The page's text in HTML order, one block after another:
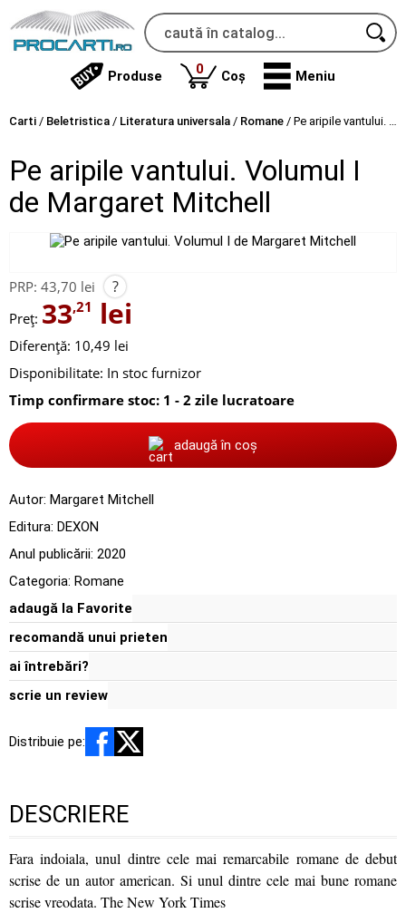
Produse 0produse
Coș Meniu
Carti / Beletristica / Literatura universala / Romane / Pe aripile vantului. Volumul I de Margaret Mitchell
Pe aripile vantului. Volumul I
de Margaret Mitchell
PRP: 43,70 lei ?
Preț: 33,21 lei
Diferență: 10,49 lei
Disponibilitate: In stoc furnizor
Timp confirmare stoc: 1 - 2 zile lucratoare
adaugă în coș
Autor: Margaret Mitchell
Editura: DEXON
Anul publicării: 2020
Categoria: Romane
adaugă la Favorite
recomandă unui prieten
ai întrebări?
scrie un review
Distribuie pe:
DESCRIERE
Fara indoiala, unul dintre cele mai remarcabile romane de debut
scrise de un autor american. Si unul dintre cele mai bune romane
scrise vreodata. The New York Times